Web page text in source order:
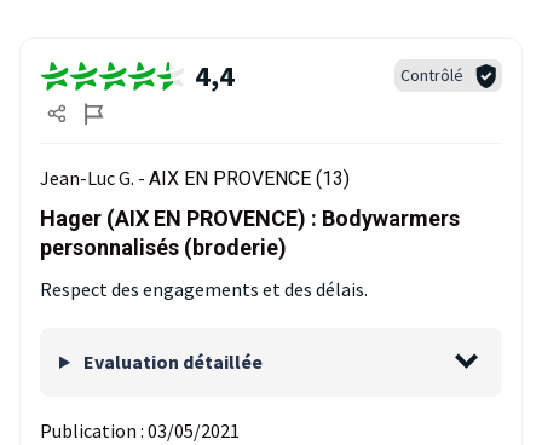
4,4 Contrôlé
Jean-Luc G. - AIX EN PROVENCE (13)
Hager (AIX EN PROVENCE) : Bodywarmers
personnalisés (broderie)
Respect des engagements et des délais.
Evaluation détaillée
Publication : 03/05/2021